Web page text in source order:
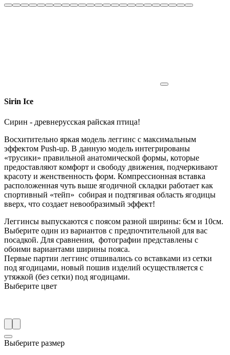
Sirin Ice
Сирин - древнерусская райская птица!
Восхитительно яркая модель леггинс с максимальным
эффектом Push-up. В данную модель интегрированы
«трусики» правильной анатомической формы, которые
предоставляют комфорт и свободу движения, подчеркивают
красоту и женственность форм. Компрессионная вставка
расположенная чуть выше ягодичной складки работает как
спортивный «тейп» собирая и подтягивая область ягодицы
вверх, что создает невообразимый эффект!
Леггинсы выпускаются с поясом разной ширины: 6см и 10см.
Выберите один из вариантов с предпочтительной для вас
посадкой. Для сравнения, фотографии представлены с
обоими вариантами ширины пояса.
Первые партии леггинс отшивались со вставками из сетки
под ягодицами, новый пошив изделий осуществляется с
утяжкой (без сетки) под ягодицами.
Выберите цвет
Выберите размер